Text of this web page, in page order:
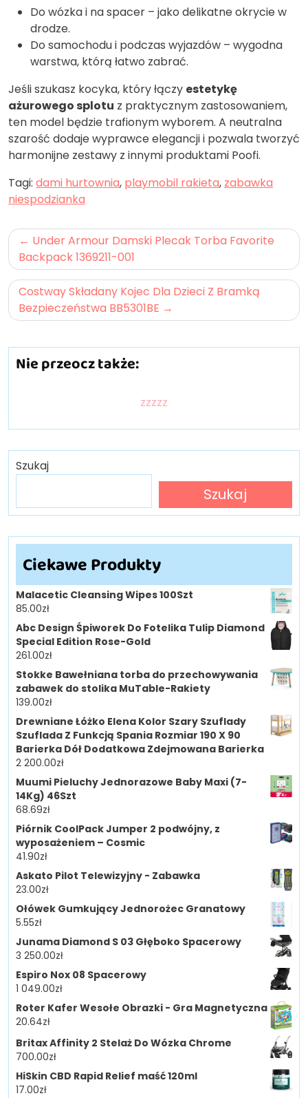
Do wózka i na spacer – jako delikatne okrycie w
drodze.
Do samochodu i podczas wyjazdów – wygodna
warstwa, którą łatwo zabrać.
Jeśli szukasz kocyka, który łączy estetykę
ażurowego splotu z praktycznym zastosowaniem,
ten model będzie trafionym wyborem. A neutralna
szarość dodaje wyprawce elegancji i pozwala tworzyć
harmonijne zestawy z innymi produktami Poofi.
Tagi: dami hurtownia, playmobil rakieta, zabawka
niespodzianka
Nawigacja
wpisu
Under Armour Damski Plecak Torba Favorite
Backpack 1369211-001
Costway Składany Kojec Dla Dzieci Z Bramką
Bezpieczeństwa BB5301BE
Nie przeocz także:
zzzzz
Szukaj
Szukaj
Ciekawe Produkty
Malacetic Cleansing Wipes 100Szt
85.00zł
Abc Design Śpiworek Do Fotelika Tulip Diamond
Special Edition Rose-Gold
261.00zł
Stokke Bawełniana torba do przechowywania
zabawek do stolika MuTable-Rakiety
139.00zł
Drewniane Łóżko Elena Kolor Szary Szuflady
Szuflada Z Funkcją Spania Rozmiar 190 X 90
Barierka Dół Dodatkowa Zdejmowana Barierka
2 200.00zł
Muumi Pieluchy Jednorazowe Baby Maxi (7-
14Kg) 46Szt
68.69zł
Piórnik CoolPack Jumper 2 podwójny, z
wyposażeniem – Cosmic
41.90zł
Askato Pilot Telewizyjny - Zabawka
23.00zł
Ołówek Gumkujący Jednorożec Granatowy
5.55zł
Junama Diamond S 03 Głęboko Spacerowy
3 250.00zł
Espiro Nox 08 Spacerowy
1 049.00zł
Roter Kafer Wesołe Obrazki - Gra Magnetyczna
20.64zł
Britax Affinity 2 Stelaż Do Wózka Chrome
700.00zł
HiSkin CBD Rapid Relief maść 120ml
17.00zł